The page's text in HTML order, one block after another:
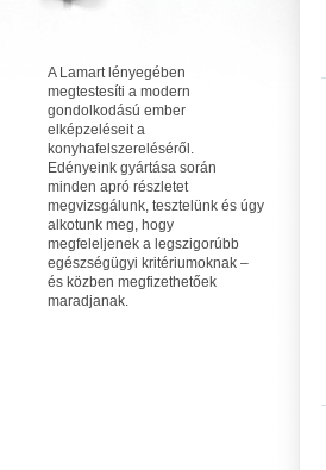
A Lamart lényegében
megtestesíti a modern
gondolkodású ember
elképzeléseit a
konyhafelszereléséről.
Edényeink gyártása során
minden apró részletet
megvizsgálunk, tesztelünk és úgy
alkotunk meg, hogy
megfeleljenek a legszigorúbb
egészségügyi kritériumoknak –
és közben megfizethetőek
maradjanak.